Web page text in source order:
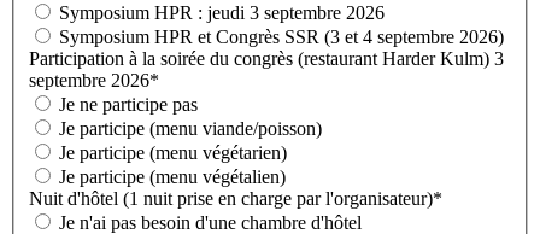
Symposium HPR : jeudi 3 septembre 2026
Symposium HPR et Congrès SSR (3 et 4 septembre 2026)
Participation à la soirée du congrès (restaurant Harder Kulm) 3
septembre 2026*
Je ne participe pas
Je participe (menu viande/poisson)
Je participe (menu végétarien)
Je participe (menu végétalien)
Nuit d'hôtel (1 nuit prise en charge par l'organisateur)*
Je n'ai pas besoin d'une chambre d'hôtel